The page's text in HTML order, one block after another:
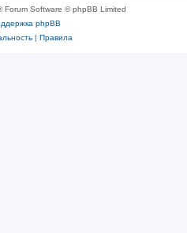
Forum Software © phpBB Limited
phpBB
| Правила